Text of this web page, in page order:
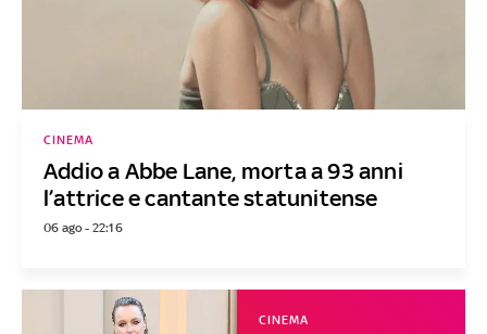
Addio a Abbe Lane, morta a 93 anni
l’attrice e cantante statunitense
CINEMA
06 ago - 22:16
CINEMA